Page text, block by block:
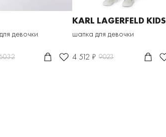
девочки
KARL LAGERFELD KIDS
шапка для девочки
4 512 ₽ 9023